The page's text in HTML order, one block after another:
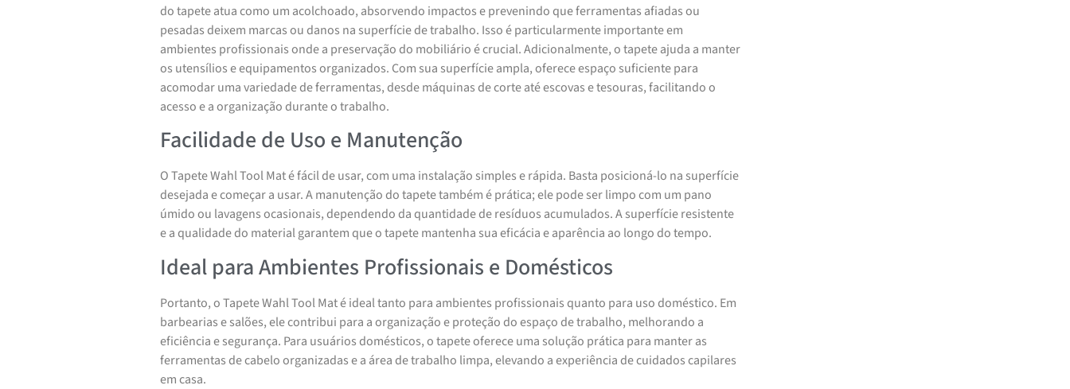
do tapete atua como um acolchoado, absorvendo impactos e prevenindo que ferramentas afiadas ou
pesadas deixem marcas ou danos na superfície de trabalho. Isso é particularmente importante em
ambientes profissionais onde a preservação do mobiliário é crucial. Adicionalmente, o tapete ajuda a manter
os utensílios e equipamentos organizados. Com sua superfície ampla, oferece espaço suficiente para
acomodar uma variedade de ferramentas, desde máquinas de corte até escovas e tesouras, facilitando o
acesso e a organização durante o trabalho.
Facilidade de Uso e Manutenção
O Tapete Wahl Tool Mat é fácil de usar, com uma instalação simples e rápida. Basta posicioná-lo na superfície
desejada e começar a usar. A manutenção do tapete também é prática; ele pode ser limpo com um pano
úmido ou lavagens ocasionais, dependendo da quantidade de resíduos acumulados. A superfície resistente
e a qualidade do material garantem que o tapete mantenha sua eficácia e aparência ao longo do tempo.
Ideal para Ambientes Profissionais e Domésticos
Portanto, o Tapete Wahl Tool Mat é ideal tanto para ambientes profissionais quanto para uso doméstico. Em
barbearias e salões, ele contribui para a organização e proteção do espaço de trabalho, melhorando a
eficiência e segurança. Para usuários domésticos, o tapete oferece uma solução prática para manter as
ferramentas de cabelo organizadas e a área de trabalho limpa, elevando a experiência de cuidados capilares
em casa.